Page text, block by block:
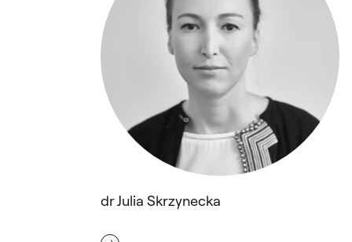
dr Julia Skrzynecka